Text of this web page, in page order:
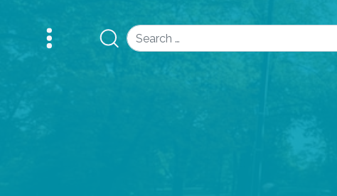
Search